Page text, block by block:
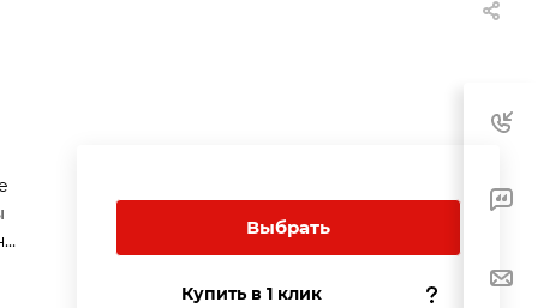
Выбрать
Купить в 1 клик